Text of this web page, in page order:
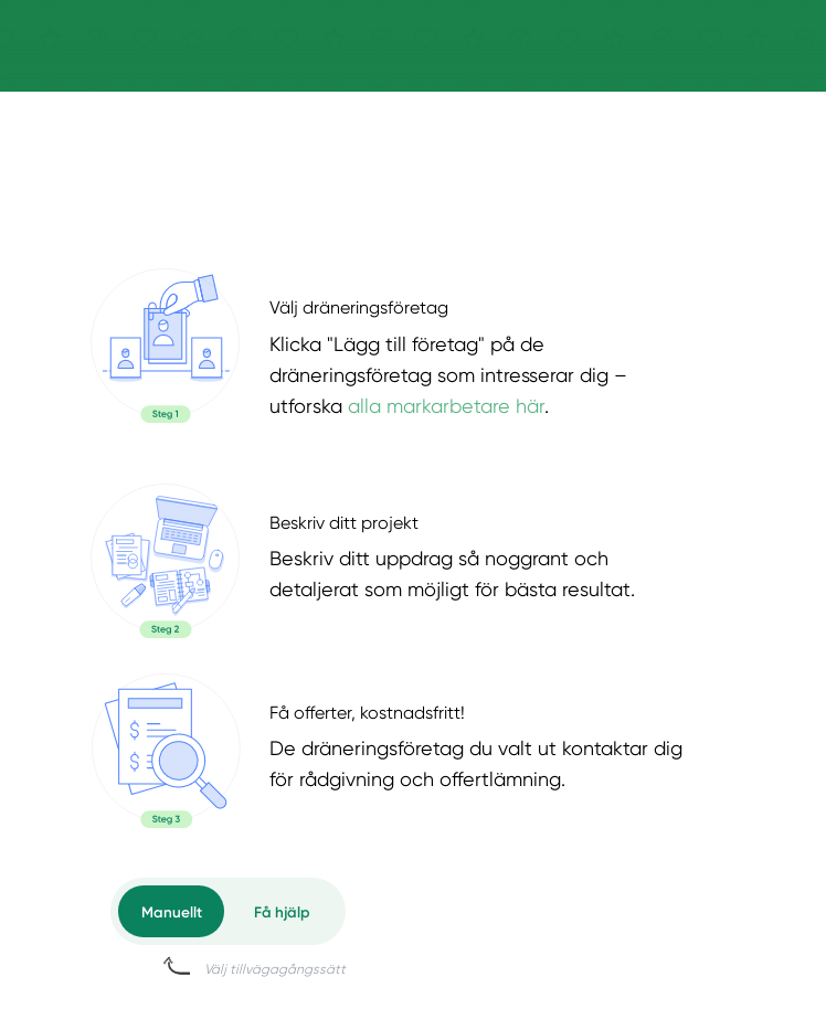
Välj dräneringsföretag
Klicka "Lägg till företag" på de
dräneringsföretag som intresserar dig –
utforska alla markarbetare här.
Beskriv ditt projekt
Beskriv ditt uppdrag så noggrant och
detaljerat som möjligt för bästa resultat.
Få offerter, kostnadsfritt!
De dräneringsföretag du valt ut kontaktar dig
för rådgivning och offertlämning.